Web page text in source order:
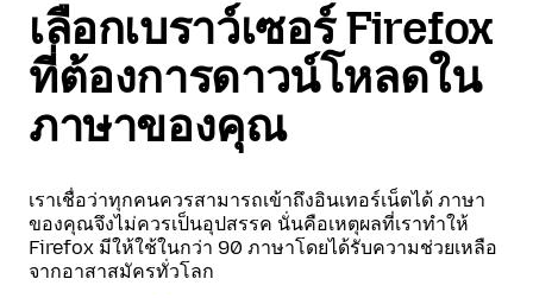
เลือกเบราว์เซอร์ Firefox
ที่ต้องการดาวน์โหลดใน
ภาษาของคุณ
เราเชื่อว่าทุกคนควรสามารถเข้าถึงอินเทอร์เน็ตได้ ภาษา
ของคุณจึงไม่ควรเป็นอุปสรรค นั่นคือเหตุผลที่เราทำให้
Firefox มีให้ใช้ในกว่า 90 ภาษาโดยได้รับความช่วยเหลือ
จากอาสาสมัครทั่วโลก